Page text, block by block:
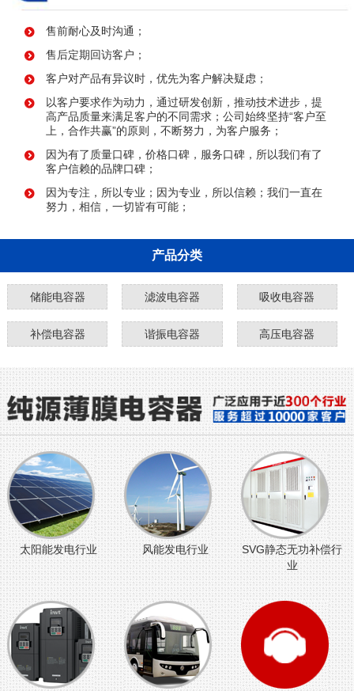
售前耐心及时沟通；
售后定期回访客户；
客户对产品有异议时，优先为客户解决疑虑；
以客户要求作为动力，通过研发创新，推动技术进步，提
高产品质量来满足客户的不同需求；公司始终坚持“客户至
上，合作共赢”的原则，不断努力，为客户服务；
因为有了质量口碑，价格口碑，服务口碑，所以我们有了
客户信赖的品牌口碑；
因为专注，所以专业；因为专业，所以信赖；我们一直在
努力，相信，一切皆有可能；
产品分类
储能电容器 滤波电容器 吸收电容器
补偿电容器 谐振电容器 高压电容器
太阳能发电行业 风能发电行业
SVG静态无功补偿行
业